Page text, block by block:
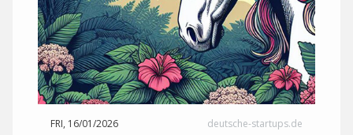
FRI, 16/01/2026 deutsche-startups.de